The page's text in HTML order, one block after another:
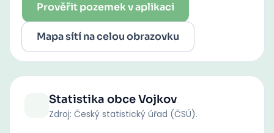
Prověřit pozemek v aplikaci
Mapa sítí na celou obrazovku
Statistika obceVojkov
Zdroj: Český statistický úřad (ČSÚ).